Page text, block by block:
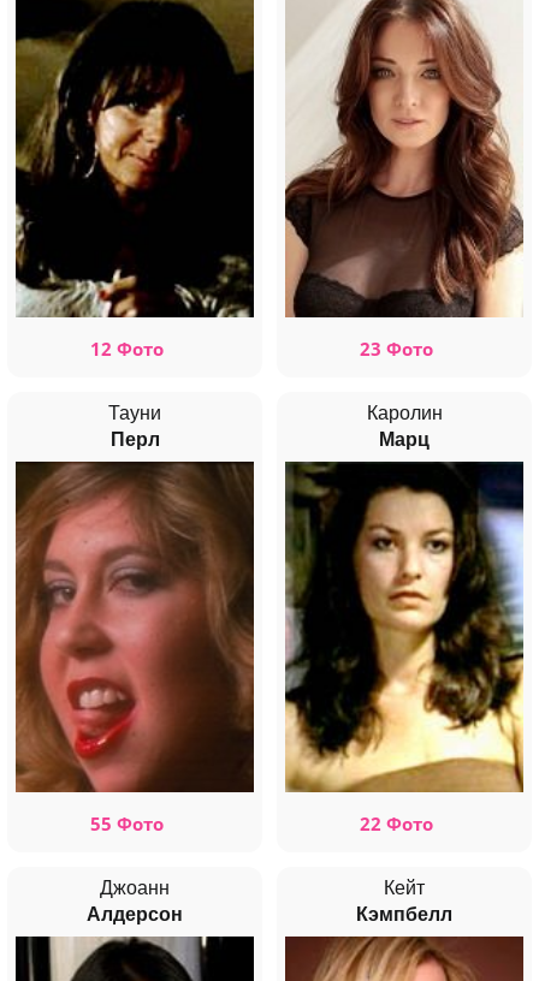
12 Фото 23 Фото
Тауни
Перл
55 Фото
Каролин
Марц
22 Фото
Джоанн
Алдерсон
Кейт
Кэмпбелл